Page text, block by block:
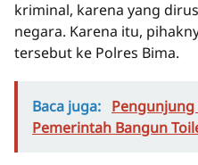
kriminal, karena yang
negara. Karena itu,
tersebut ke Polres Bima.
Baca juga: Pengunjung
Pemerintah Bangun